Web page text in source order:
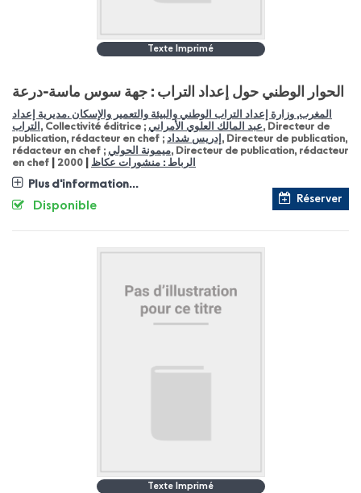
Texte Imprimé
الحوار الوطني حول إعداد التراب : جهة سوس ماسة-درعة
المغرب, وزارة إعداد التراب الوطني والبيئة والتعمير والإسكان .مديرية إعداد
التراب , Collectivité éditrice ; عبد المالك العلوي الأمراني, Directeur de
publication, rédacteur en chef ; إدريس شداد , Directeur de publication,
rédacteur en chef ; ميمونة الحولي, Directeur de publication, rédacteur
en chef
الرباط : منشورات عكاظ 2000
Plus d'information...
Réserver
Disponible
Texte Imprimé